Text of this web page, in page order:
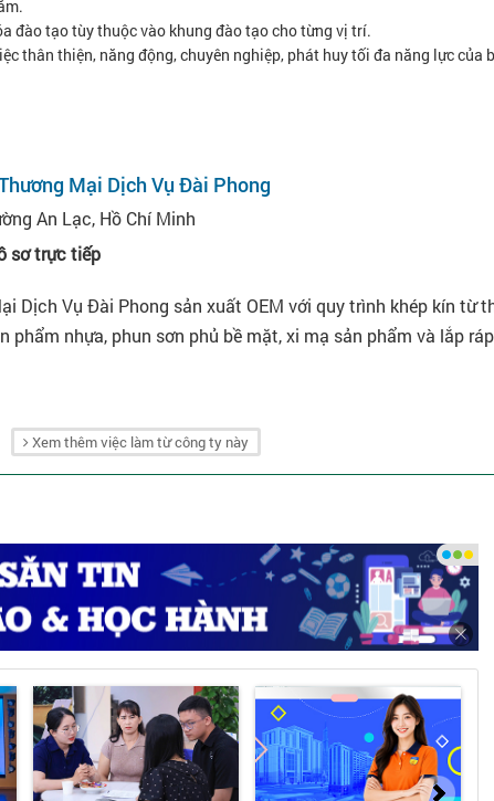
đào tạo tùy thuộc vào khung đào tạo cho từng vị trí.
thân thiện, năng động, chuyên nghiệp, phát huy tối đa năng lực của
Mại Dịch Vụ Đài Phong
An Lạc, Hồ Chí Minh
sơ trực tiếp
Dịch Vụ Đài Phong sản xuất OEM với quy trình khép kín từ
phẩm nhựa, phun sơn phủ bề mặt, xi mạ sản phẩm và lắp
Xem thêm việc làm từ công ty này